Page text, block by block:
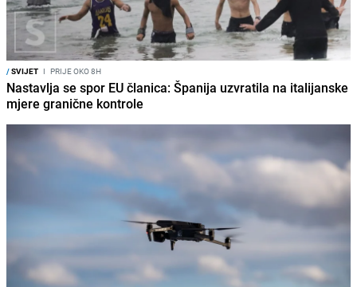
/SVIJET I PRIJE OKO 8H
Nastavlja se spor EU članica: Španija uzvratila na italijanske
mjere granične kontrole